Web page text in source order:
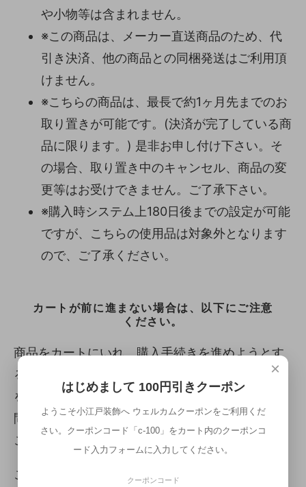
や小物等は含まれません。
※この商品は、メーカー直送商品のため、代
引き決済、他の商品との同梱発送はご利用頂
けません。
※こちらの商品は、最長で約1ヶ月先までのお
取り置きが可能です。(決済が完了している商
品に限ります。) 是非お申し付け下さい。そ
の場合、取り置き中のキャンセル、商品の変
更等はお受けできません。ご了承下さい。
※購入時システム上180日後までの設定が可能
ですが、こちらの使用品は対象外となります
ので、ご了承ください。
カートが前に進まない場合は、以下にご注意
ください。
商品をカートにいれ、購入手続きを進めようとす
ると、「利用できるお届け方法がないため、商品
を購入できません。お手数ですがショップまでお
問い合わせください。」と言うメッセージが出る
ことがあります。
この場合は、同梱できない商品を同時購入してい
×
はじめまして 100円引きクーポン
ようこそ小江戸装飾へ ウェルカムクーポンをご利用くだ
さい。クーポンコード「c-100」をカート内のクーポンコ
ード入力フォームに入力してください。
クーポンコード